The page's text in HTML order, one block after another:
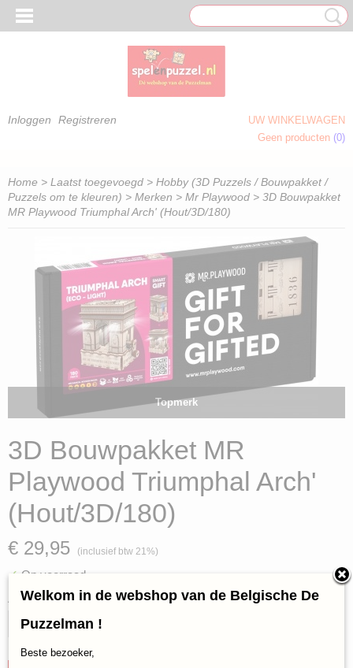
Inloggen Registreren
UW WINKELWAGEN
Geen producten (0)
Home > Laatst toegevoegd > Hobby (3D Puzzels / Bouwpakket /
Puzzels om te kleuren) > Merken > Mr Playwood > 3D Bouwpakket
MR Playwood Triumphal Arch' (Hout/3D/180)
Topmerk
3D Bouwpakket MR
Playwood Triumphal Arch'
(Hout/3D/180)
€ 29,95 (inclusief btw 21%)
✓ Op voorraad
Aantal
Welkom in de webshop van de Belgische De
Puzzelman !
Beste bezoeker,